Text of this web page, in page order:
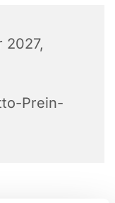
2027,
Prein-